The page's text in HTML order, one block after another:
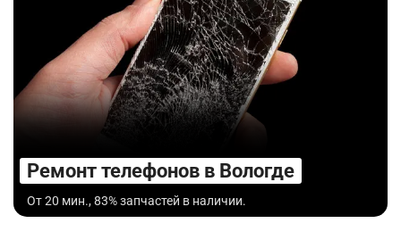
Ремонт телефонов в Вологде
От 20 мин., 83% запчастей в наличии.